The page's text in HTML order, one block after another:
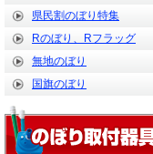
県民割のぼり特集
Rのぼり、Rフラッグ
無地のぼり
国旗のぼり